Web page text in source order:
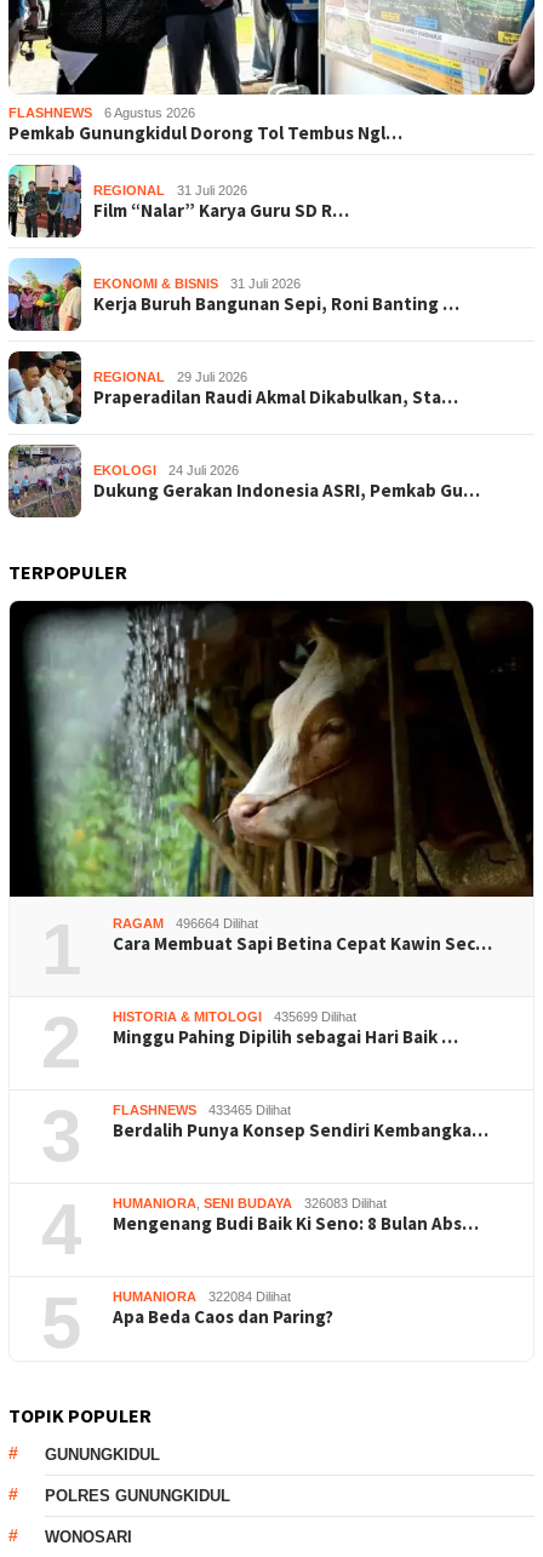
FLASHNEWS 6 Agustus 2026
Pemkab Gunungkidul Dorong Tol Tembus Ngl…
REGIONAL 31 Juli 2026
Film “Nalar” Karya Guru SD R…
EKONOMI & BISNIS 31 Juli 2026
Kerja Buruh Bangunan Sepi, Roni Banting …
REGIONAL 29 Juli 2026
Praperadilan Raudi Akmal Dikabulkan, Sta…
EKOLOGI 24 Juli 2026
Dukung Gerakan Indonesia ASRI, Pemkab Gu…
TERPOPULER
1 RAGAM 496664 Dilihat
Cara Membuat Sapi Betina Cepat Kawin Sec…
2 HISTORIA & MITOLOGI 435699 Dilihat
Minggu Pahing Dipilih sebagai Hari Baik …
3 FLASHNEWS 433465 Dilihat
Berdalih Punya Konsep Sendiri Kembangka…
4 HUMANIORA SENI BUDAYA 326083 Dilihat
Mengenang Budi Baik Ki Seno: 8 Bulan Abs…
5 HUMANIORA 322084 Dilihat
Apa Beda Caos dan Paring?
TOPIK POPULER
GUNUNGKIDUL
POLRES GUNUNGKIDUL
WONOSARI